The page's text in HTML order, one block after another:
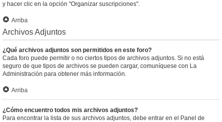
y hacer clic en la opción "Organizar suscripciones".
Arriba
Archivos Adjuntos
¿Qué archivos adjuntos son permitidos en este foro?
Cada foro puede permitir o no ciertos tipos de archivos adjuntos. Si no está
seguro de que tipos de archivos se pueden cargar, comuníquese con La
Administración para obtener más información.
Arriba
¿Cómo encuentro todos mis archivos adjuntos?
Para encontrar la lista de sus archivos adjuntos, debe entrar en el Panel de